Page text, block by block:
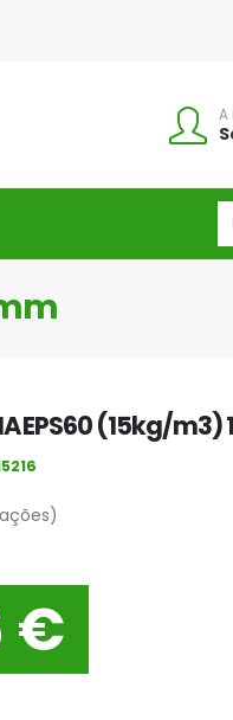
A
EPS60 (15kg/
€